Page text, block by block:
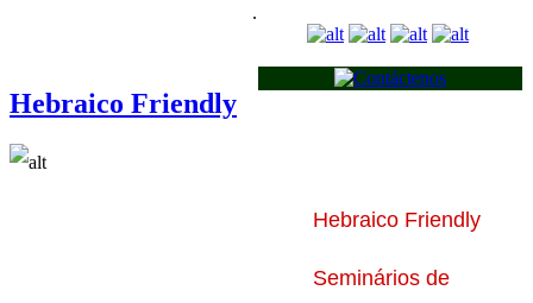
.
Hebraico Friendly
Hebraico Friendly
Seminários de